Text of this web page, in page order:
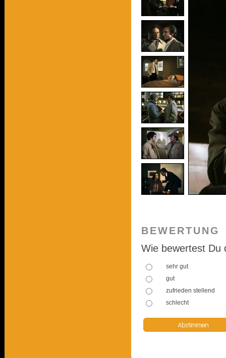
BEWERTUNG
Wie bewertest Du
sehr gut
gut
zufrieden stellend
schlecht